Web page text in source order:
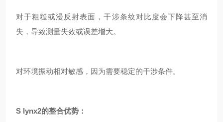
对于粗糙或漫反射表面，干涉条纹对比度会下降甚至消
失，导致测量失效或误差增大。
对环境振动相对敏感，因为需要稳定的干涉条件。
S lynx2的整合优势：